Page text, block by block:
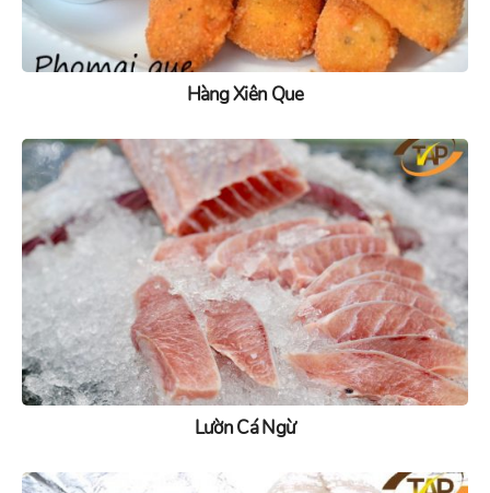
Hàng Xiên Que
Lườn Cá Ngừ